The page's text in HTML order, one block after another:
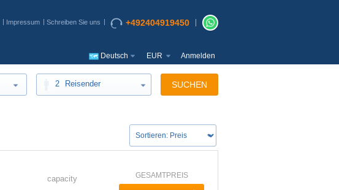
Impressum Schreiben Sie uns +492404919450
Deutsch EUR Anmelden
2 Reisender SUCHEN
capacity
GESAMTPREIS